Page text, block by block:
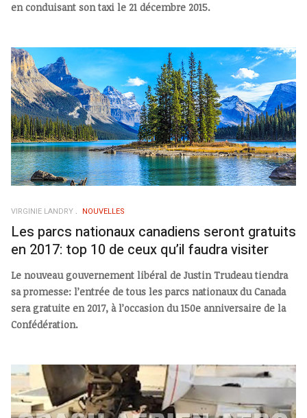
en conduisant son taxi le 21 décembre 2015.
VIRGINIE LANDRY NOUVELLES
Les parcs nationaux canadiens seront gratuits
en 2017: top 10 de ceux qu’il faudra visiter
Le nouveau gouvernement libéral de Justin Trudeau tiendra
sa promesse: l’entrée de tous les parcs nationaux du Canada
sera gratuite en 2017, à l’occasion du 150e anniversaire de la
Confédération.